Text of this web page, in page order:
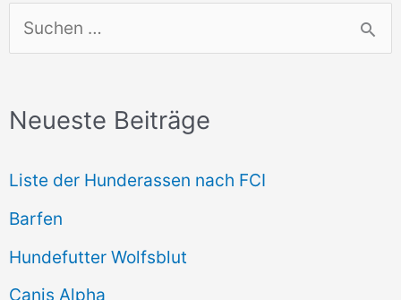
u
h
n
n
a
c
Neueste Beiträge
Liste der Hunderassen nach FCI
Barfen
Hundefutter Wolfsblut
Canis Alpha